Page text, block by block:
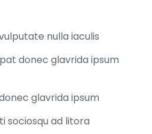
nulla iaculis
donec glavrida ipsum
glavrida ipsum
sociosqu ad litora